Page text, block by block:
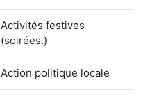
Activités festives
(soirées.)
Action politique locale